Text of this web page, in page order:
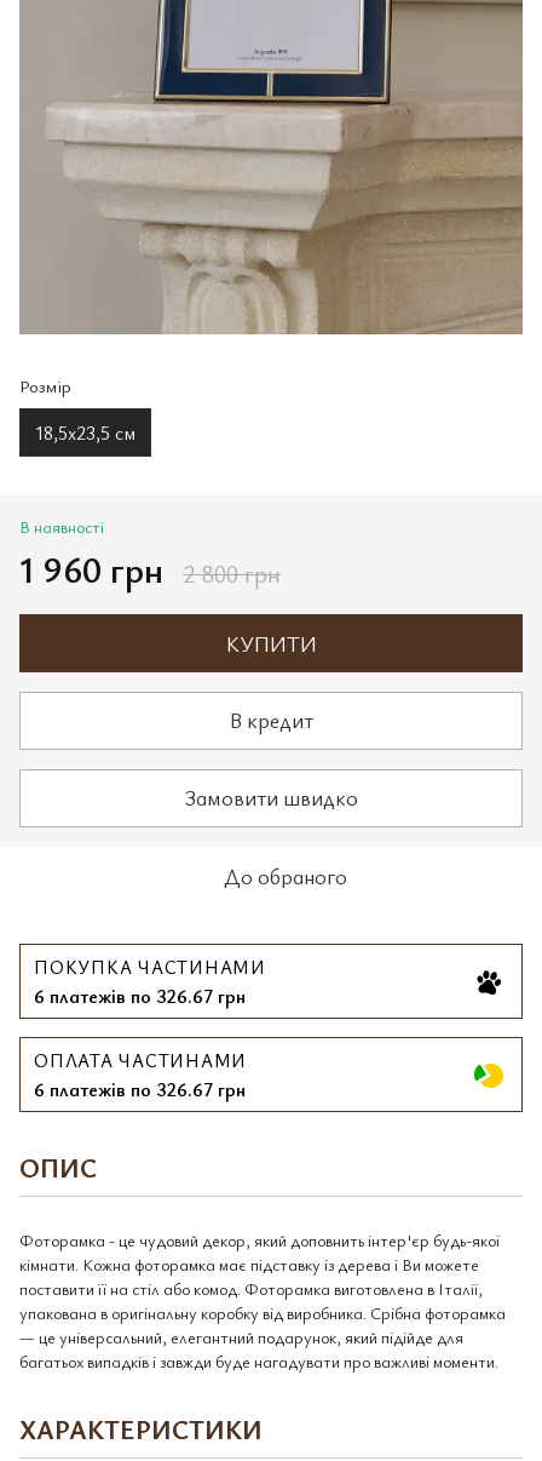
Розмір
18,5х23,5 см
В наявності
1 960 грн 2 800 грн
КУПИТИ
В кредит
Замовити швидко
До обраного
ПОКУПКА ЧАСТИНАМИ
6 платежів по 326.67 грн
ОПЛАТА ЧАСТИНАМИ
6 платежів по 326.67 грн
ОПИС
Фоторамка - це чудовий декор, який доповнить інтер'єр будь-якої
кімнати. Кожна фоторамка має підставку із дерева і Ви можете
поставити її на стіл або комод. Фоторамка виготовлена в Італії,
упакована в оригінальну коробку від виробника. Срібна фоторамка
— це універсальний, елегантний подарунок, який підійде для
багатьох випадків і завжди буде нагадувати про важливі моменти.
ХАРАКТЕРИСТИКИ